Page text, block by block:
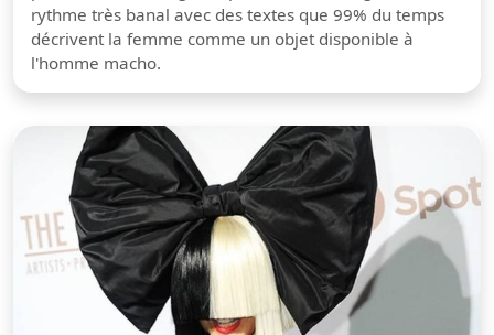
rythme très banal avec des textes que 99% du temps
décrivent la femme comme un objet disponible à
l'homme macho.